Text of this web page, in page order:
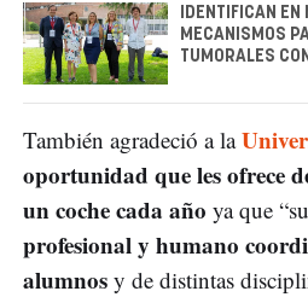
IDENTIFICAN
MECANISMOS
TUMORALES
También agradeció a la
oportunidad que les ofrece
un coche cada año ya que
profesional y humano
alumnos y de distintas